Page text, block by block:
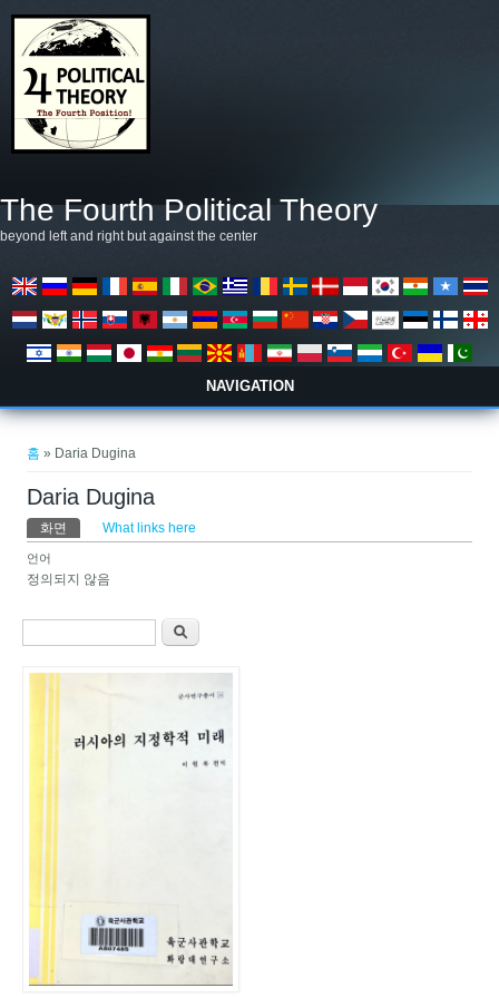
The Fourth Political Theory
beyond left and right but against the center
NAVIGATION
홈 » Daria Dugina
Daria Dugina
기본탭
화면 (활성탭)What links here
언어
정의되지 않음